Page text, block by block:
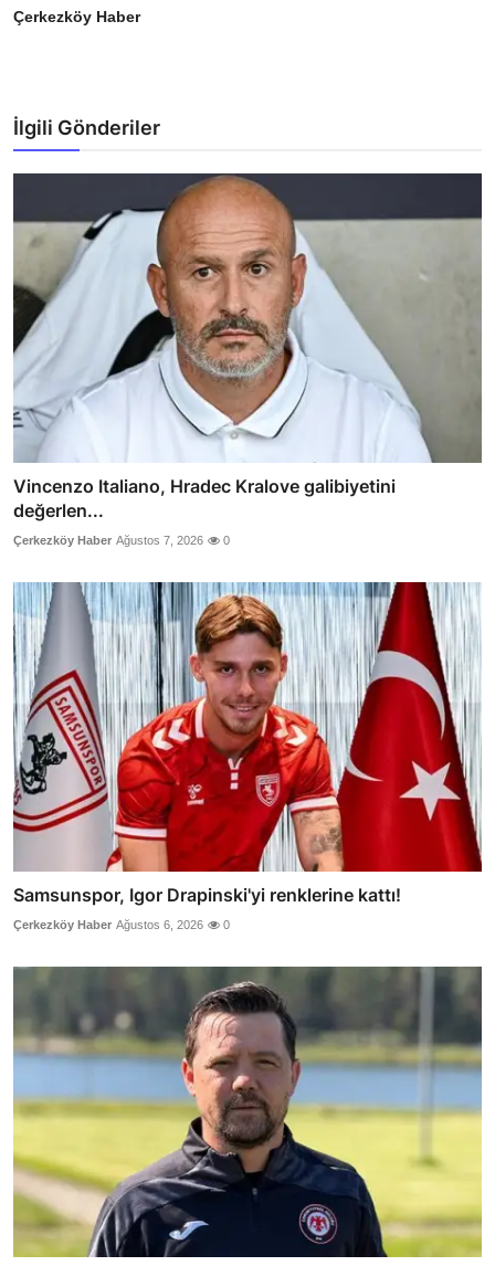
Çerkezköy Haber
İlgili Gönderiler
Vincenzo Italiano, Hradec Kralove galibiyetini
değerlen...
Çerkezköy Haber Ağustos 7, 2026 0
Samsunspor, Igor Drapinski'yi renklerine kattı!
Çerkezköy Haber Ağustos 6, 2026 0